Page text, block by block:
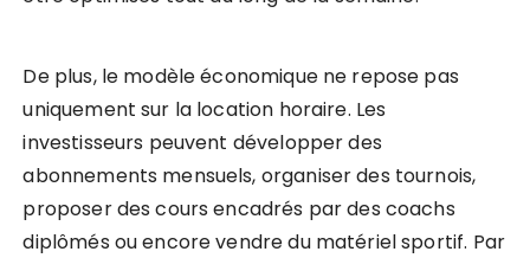
De plus, le modèle économique ne repose pas
uniquement sur la location horaire. Les
investisseurs peuvent développer des
abonnements mensuels, organiser des tournois,
proposer des cours encadrés par des coachs
diplômés ou encore vendre du matériel sportif. Par